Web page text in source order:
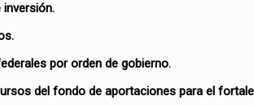
inversión.
por orden de gobierno.
del fondo de aportaciones para el